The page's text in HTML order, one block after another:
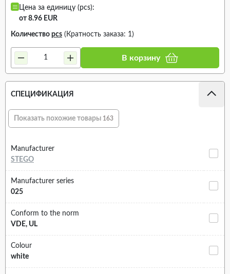
Цена за единицу (pcs):
от 8.96 EUR
Количество pcs (Кратность заказа: 1)
В корзину
СПЕЦИФИКАЦИЯ
Показать похожие товары 163
Manufacturer
STEGO
Manufacturer series
025
Conform to the norm
VDE, UL
Colour
white